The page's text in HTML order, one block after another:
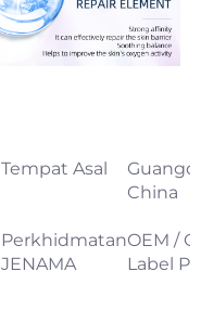
Tempat Asal
China
Perkhidmatan
JENAMA
OEM /
Label